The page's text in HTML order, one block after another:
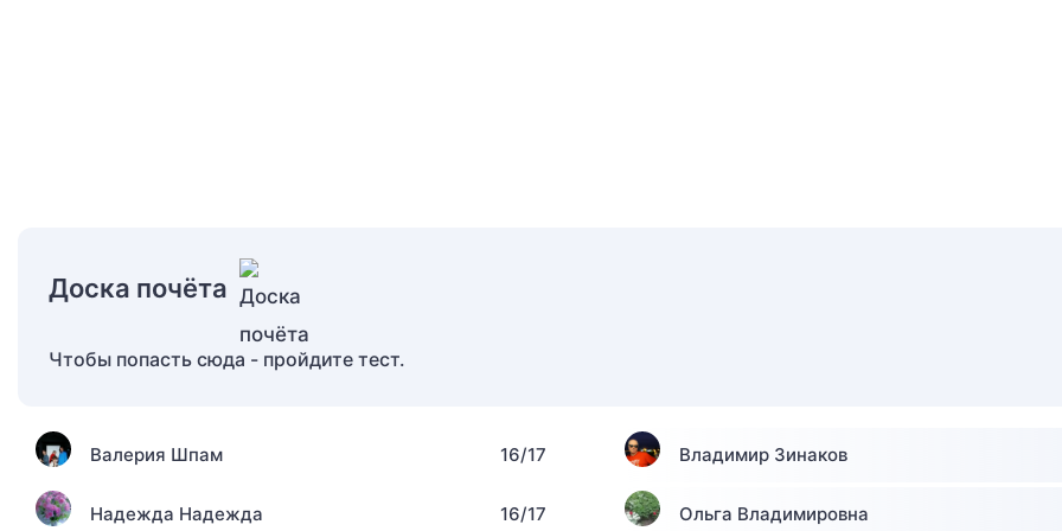
Доска почёта
Чтобы попасть сюда - пройдите тест.
Валерия Шпам 16/17 Владимир Зинаков
Надежда Надежда 16/17 Ольга Владимировна